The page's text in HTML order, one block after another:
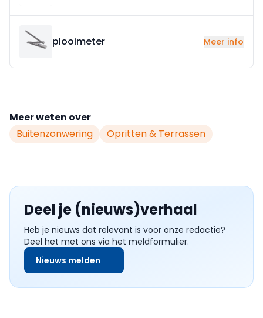
plooimeter Meer info
Meer weten over
Buitenzonwering
Opritten & Terrassen
Deel je (nieuws)verhaal
Heb je nieuws dat relevant is voor onze redactie?
Deel het met ons via het meldformulier.
Nieuws melden